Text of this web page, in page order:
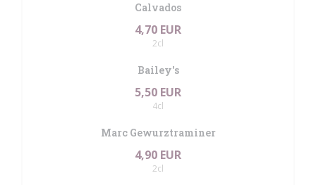
Calvados
4,70 EUR
2cl
Bailey's
5,50 EUR
4cl
Marc Gewurztraminer
4,90 EUR
2cl